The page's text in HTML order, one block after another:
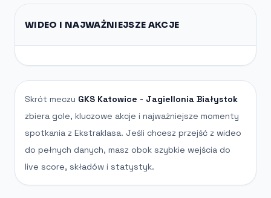
WIDEO I NAJWAŻNIEJSZE AKCJE
Skrót meczu GKS Katowice - Jagiellonia Białystok
zbiera gole, kluczowe akcje i najważniejsze momenty
spotkania z Ekstraklasa. Jeśli chcesz przejść z wideo
do pełnych danych, masz obok szybkie wejścia do
live score, składów i statystyk.